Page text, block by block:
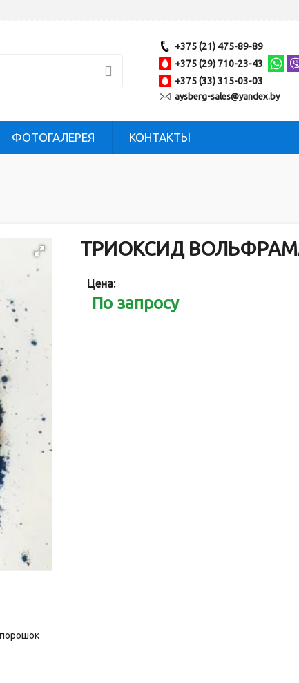
+375 (21) 475-89-89
+375 (29) 710-23-43
+375 (33) 315-03-03
aysberg-sales@yandex.by
ФОТОГАЛЕРЕЯ КОНТАКТЫ
ТРИОКСИД
Цена:
По запросу